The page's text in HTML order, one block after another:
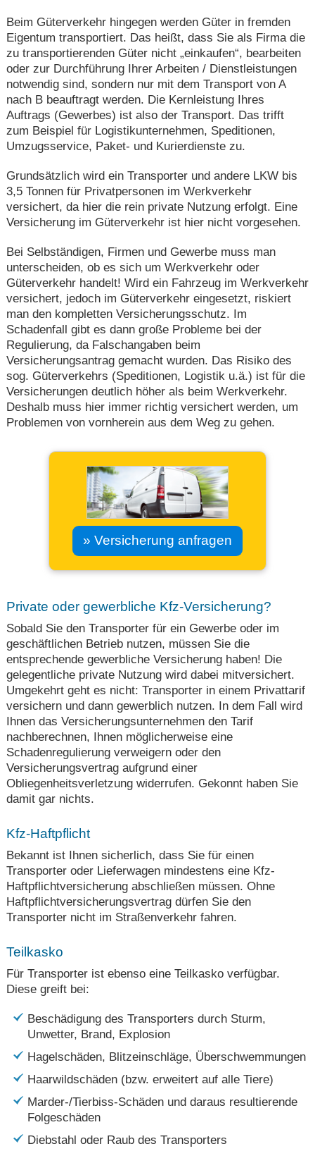
Beim Güterverkehr hingegen werden Güter in fremden
Eigentum transportiert. Das heißt, dass Sie als Firma die
zu transportierenden Güter nicht „einkaufen“, bearbeiten
oder zur Durchführung Ihrer Arbeiten / Dienstleistungen
notwendig sind, sondern nur mit dem Transport von A
nach B beauftragt werden. Die Kernleistung Ihres
Auftrags (Gewerbes) ist also der Transport. Das trifft
zum Beispiel für Logistikunternehmen, Speditionen,
Umzugsservice, Paket- und Kurierdienste zu.
Grundsätzlich wird ein Transporter und andere LKW bis
3,5 Tonnen für Privatpersonen im Werkverkehr
versichert, da hier die rein private Nutzung erfolgt. Eine
Versicherung im Güterverkehr ist hier nicht vorgesehen.
Bei Selbständigen, Firmen und Gewerbe muss man
unterscheiden, ob es sich um Werkverkehr oder
Güterverkehr handelt! Wird ein Fahrzeug im Werkverkehr
versichert, jedoch im Güterverkehr eingesetzt, riskiert
man den kompletten Versicherungsschutz. Im
Schadenfall gibt es dann große Probleme bei der
Regulierung, da Falschangaben beim
Versicherungsantrag gemacht wurden. Das Risiko des
sog. Güterverkehrs (Speditionen, Logistik u.ä.) ist für die
Versicherungen deutlich höher als beim Werkverkehr.
Deshalb muss hier immer richtig versichert werden, um
Problemen von vornherein aus dem Weg zu gehen.
» Versicherung anfragen
Private oder gewerbliche Kfz-Versicherung?
Sobald Sie den Transporter für ein Gewerbe oder im
geschäftlichen Betrieb nutzen, müssen Sie die
entsprechende gewerbliche Versicherung haben! Die
gelegentliche private Nutzung wird dabei mitversichert.
Umgekehrt geht es nicht: Transporter in einem Privattarif
versichern und dann gewerblich nutzen. In dem Fall wird
Ihnen das Versicherungsunternehmen den Tarif
nachberechnen, Ihnen möglicherweise eine
Schadenregulierung verweigern oder den
Versicherungsvertrag aufgrund einer
Obliegenheitsverletzung widerrufen. Gekonnt haben Sie
damit gar nichts.
Kfz-Haftpflicht
Bekannt ist Ihnen sicherlich, dass Sie für einen
Transporter oder Lieferwagen mindestens eine Kfz-
Haftpflichtversicherung abschließen müssen. Ohne
Haftpflichtversicherungsvertrag dürfen Sie den
Transporter nicht im Straßenverkehr fahren.
Teilkasko
Für Transporter ist ebenso eine Teilkasko verfügbar.
Diese greift bei:
Beschädigung des Transporters durch Sturm,
Unwetter, Brand, Explosion
Hagelschäden, Blitzeinschläge, Überschwemmungen
Haarwildschäden (bzw. erweitert auf alle Tiere)
Marder-/Tierbiss-Schäden und daraus resultierende
Folgeschäden
Diebstahl oder Raub des Transporters